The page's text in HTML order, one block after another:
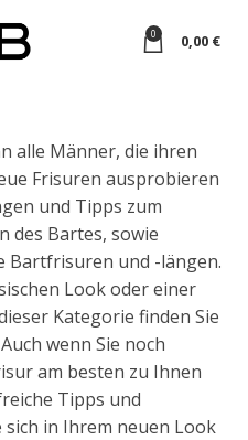
0 0,00 €
alle Männer, die ihren
Frisuren ausprobieren
und Tipps zum
des Bartes, sowie
Bartfrisuren und -längen.
Look oder einer
Kategorie finden Sie
wenn Sie noch
am besten zu Ihnen
Tipps und
sich in Ihrem neuen Look